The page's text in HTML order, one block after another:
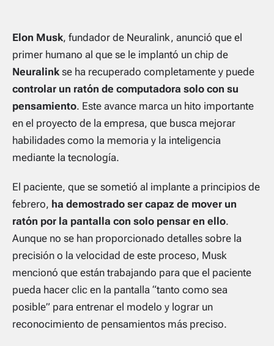
Elon Musk, fundador de Neuralink, anunció que el
primer humano al que se le implantó un chip de
Neuralink se ha recuperado completamente y puede
controlar un ratón de computadora solo con su
pensamiento. Este avance marca un hito importante
en el proyecto de la empresa, que busca mejorar
habilidades como la memoria y la inteligencia
mediante la tecnología.
El paciente, que se sometió al implante a principios de
febrero, ha demostrado ser capaz de mover un
ratón por la pantalla con solo pensar en ello.
Aunque no se han proporcionado detalles sobre la
precisión o la velocidad de este proceso, Musk
mencionó que están trabajando para que el paciente
pueda hacer clic en la pantalla “tanto como sea
posible” para entrenar el modelo y lograr un
reconocimiento de pensamientos más preciso.